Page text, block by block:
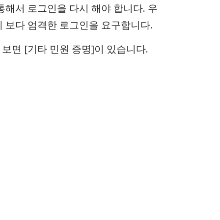
서 로그인을 다시 해야 합니다. 우
다 엄격한 로그인을 요구합니다.
면 [기타 민원 증명]이 있습니다.